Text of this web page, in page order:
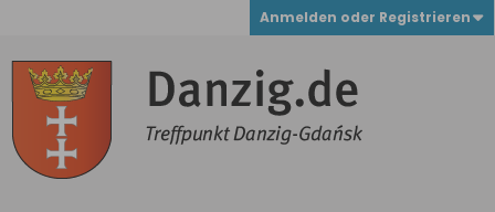
Anmelden oder Registrieren